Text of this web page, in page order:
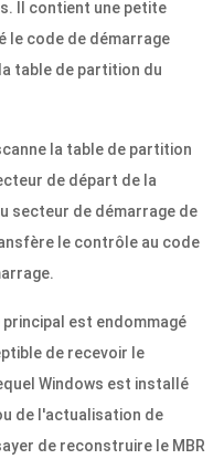
Il contient une petite
le code de démarrage
table de partition du
la table de partition
de départ de la
secteur de démarrage de
le contrôle au code
est endommagé
de recevoir le
Windows est installé
de l'actualisation de
de reconstruire le MBR